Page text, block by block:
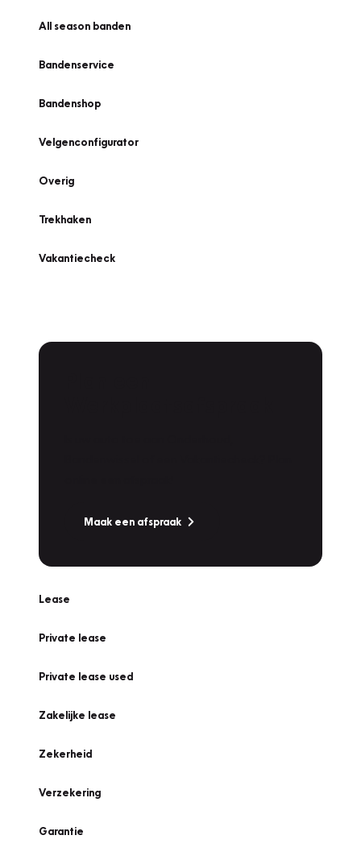
All season banden
Bandenservice
Bandenshop
Velgenconfigurator
Overig
Trekhaken
Vakantiecheck
Maak een afspraak
Lease
Private lease
Private lease used
Zakelijke lease
Zekerheid
Verzekering
Garantie